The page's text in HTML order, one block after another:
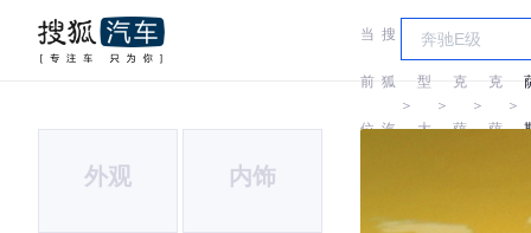
当
前
位
搜
狐
汽
＞
车
型
大
＞
雷
克
萨
＞
克
萨
＞
外观 内饰